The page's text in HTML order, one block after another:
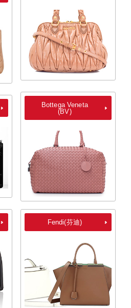
Bottega Veneta
(BV)
Fendi(芬迪)